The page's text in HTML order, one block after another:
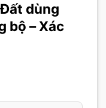
dùng
bộ – Xác